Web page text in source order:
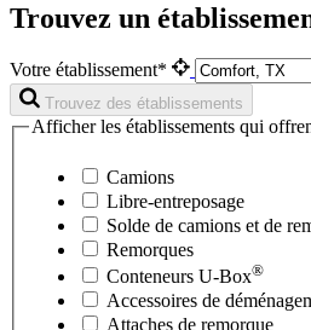
Trouvez un
Votre établissement*
Trouvez des établissements
Afficher les établissements qui
Camions
Libre-entreposage
Solde de camions et de
Remorques
Conteneurs U-Box®
Accessoires de
Attaches de remorque